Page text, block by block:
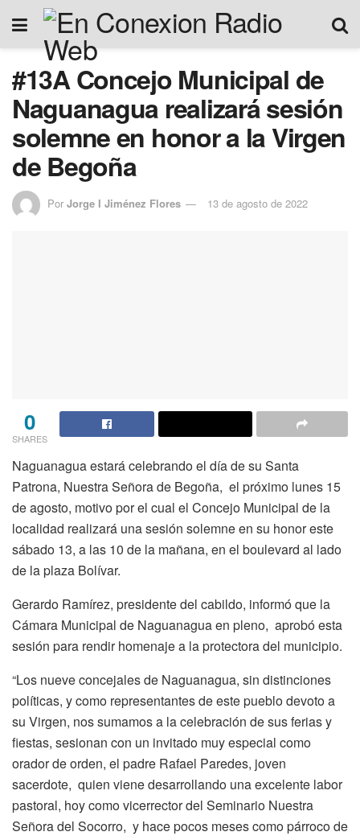
#13A Concejo Municipal de
Naguanagua realizará sesión
solemne en honor a la Virgen
de Begoña
Por Jorge I Jiménez Flores 13 de agosto de 2022
0
SHARES
Naguanagua estará celebrando el día de su Santa
Patrona, Nuestra Señora de Begoña, el próximo lunes 15
de agosto, motivo por el cual el Concejo Municipal de la
localidad realizará una sesión solemne en su honor este
sábado 13, a las 10 de la mañana, en el boulevard al lado
de la plaza Bolívar.
Gerardo Ramírez, presidente del cabildo, informó que la
Cámara Municipal de Naguanagua en pleno, aprobó esta
sesión para rendir homenaje a la protectora del municipio.
“Los nueve concejales de Naguanagua, sin distinciones
políticas, y como representantes de este pueblo devoto a
su Virgen, nos sumamos a la celebración de sus ferias y
fiestas, sesionan con un invitado muy especial como
orador de orden, el padre Rafael Paredes, joven
sacerdote, quien viene desarrollando una excelente labor
pastoral, hoy como vicerrector del Seminario Nuestra
Señora del Socorro, y hace pocos meses como párroco de